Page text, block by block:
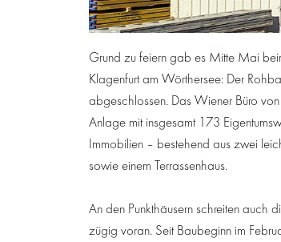
Grund zu feiern gab es Mitte Mai
Klagenfurt am Wörthersee: Der
abgeschlossen. Das Wiener Büro
Anlage mit insgesamt 173
Immobilien – bestehend aus zwei
sowie einem Terrassenhaus.
An den Punkthäusern schreiten auch
zügig voran. Seit Baubeginn im